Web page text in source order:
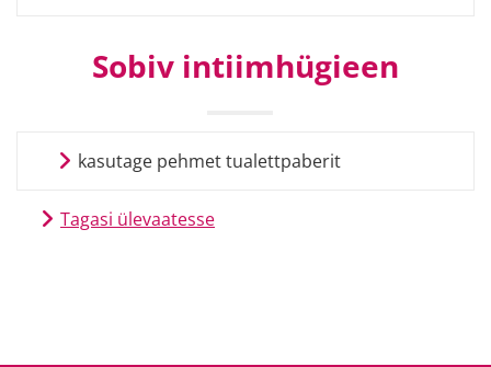
Sobiv intiimhügieen
kasutage pehmet tualettpaberit
Tagasi ülevaatesse